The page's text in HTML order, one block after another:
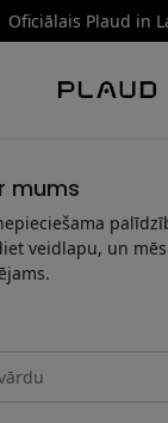
Oficiālais Plaud in
mums
veidlapu, un